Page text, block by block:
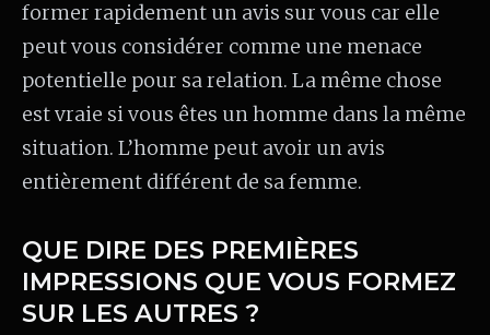
former rapidement un avis sur vous car elle
peut vous considérer comme une menace
potentielle pour sa relation. La même chose
est vraie si vous êtes un homme dans la même
situation. L’homme peut avoir un avis
entièrement différent de sa femme.
QUE DIRE DES PREMIÈRES
IMPRESSIONS QUE VOUS FORMEZ
SUR LES AUTRES ?